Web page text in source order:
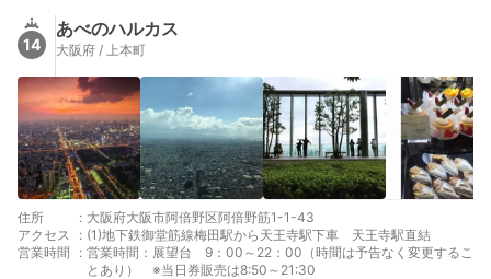
14
あべのハルカス
大阪府 / 上本町
住所 : 大阪府大阪市阿倍野区阿倍野筋1-1-43
アクセス
: (1)地下鉄御堂筋線梅田駅から天王寺駅下車 天王寺駅直結
営業時間
: 営業時間：展望台 9：00～22：00（時間は予告なく変更するこ
とあり） ※当日券販売は8:50～21:30